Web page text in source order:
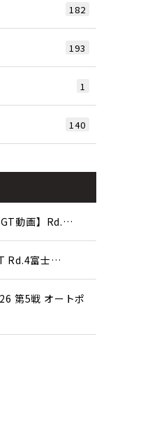
182
193
1
140
GT動画】Rd.…
Rd.4富士…
第5戦 オートポ